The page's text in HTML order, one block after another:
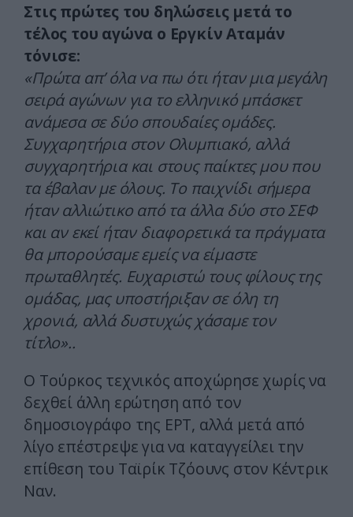
Στις πρώτες του δηλώσεις μετά το
τέλος του αγώνα ο Εργκίν Αταμάν
τόνισε:
«Πρώτα απ’ όλα να πω ότι ήταν μια μεγάλη
σειρά αγώνων για το ελληνικό μπάσκετ
ανάμεσα σε δύο σπουδαίες ομάδες.
Συγχαρητήρια στον Ολυμπιακό, αλλά
συγχαρητήρια και στους παίκτες μου που
τα έβαλαν με όλους. Το παιχνίδι σήμερα
ήταν αλλιώτικο από τα άλλα δύο στο ΣΕΦ
και αν εκεί ήταν διαφορετικά τα πράγματα
θα μπορούσαμε εμείς να είμαστε
πρωταθλητές. Ευχαριστώ τους φίλους της
ομάδας, μας υποστήριξαν σε όλη τη
χρονιά, αλλά δυστυχώς χάσαμε τον
τίτλο»..
Ο Τούρκος τεχνικός αποχώρησε χωρίς να
δεχθεί άλλη ερώτηση από τον
δημοσιογράφο της ΕΡΤ, αλλά μετά από
λίγο επέστρεψε για να καταγγείλει την
επίθεση του Ταϊρίκ Τζόουνς στον Κέντρικ
Ναν.